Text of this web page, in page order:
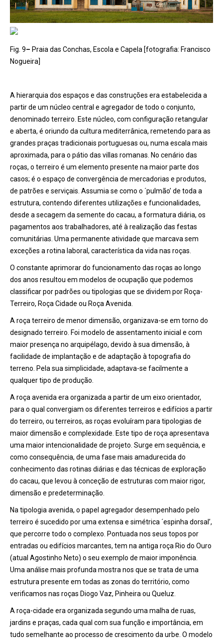
Fig. 9– Praia das Conchas, Escola e Capela [fotografia: Francisco
Nogueira]
A hierarquia dos espaços e das construções era estabelecida a
partir de um núcleo central e agregador de todo o conjunto,
denominado terreiro. Este núcleo, com configuração retangular
e aberta, é oriundo da cultura mediterrânica, remetendo para as
grandes praças tradicionais portuguesas ou, numa escala mais
aproximada, para o pátio das villas romanas. No cenário das
roças, o terreiro é um elemento presente na maior parte dos
casos; é o espaço de convergência de mercadorias e produtos,
de patrões e serviçais. Assumia se como o ´pulmão’ de toda a
estrutura, contendo diferentes utilizações e funcionalidades,
desde a secagem da semente do cacau, a formatura diária, os
pagamentos aos trabalhadores, até à realização das festas
comunitárias. Uma permanente atividade que marcava sem
exceções a rotina laboral, característica da vida nas roças.
O constante aprimorar do funcionamento das roças ao longo
dos anos resultou em modelos de ocupação que podemos
classificar por padrões ou tipologias que se dividem por Roça-
Terreiro, Roça Cidade ou Roça Avenida.
A roça terreiro de menor dimensão, organizava-se em torno do
designado terreiro. Foi modelo de assentamento inicial e com
maior presença no arquipélago, devido à sua dimensão, à
facilidade de implantação e de adaptação à topografia do
terreno. Pela sua simplicidade, adaptava-se facilmente a
qualquer tipo de produção.
A roça avenida era organizada a partir de um eixo orientador,
para o qual convergiam os diferentes terreiros e edifícios a partir
do terreiro, ou terreiros, as roças evoluíram para tipologias de
maior dimensão e complexidade. Este tipo de roça apresentava
uma maior intencionalidade de projeto. Surge em sequência, e
como consequência, de uma fase mais amadurecida do
conhecimento das rotinas diárias e das técnicas de exploração
do cacau, que levou à conceção de estruturas com maior rigor,
dimensão e predeterminação.
Na tipologia avenida, o papel agregador desempenhado pelo
terreiro é sucedido por uma extensa e simétrica ´espinha dorsal’,
que percorre todo o complexo. Pontuada nos seus topos por
entradas ou edifícios marcantes, tem na antiga roça Rio do Ouro
(atual Agostinho Neto) o seu exemplo de maior imponência.
Uma análise mais profunda mostra nos que se trata de uma
estrutura presente em todas as zonas do território, como
verificamos nas roças Diogo Vaz, Pinheira ou Queluz.
A roça-cidade era organizada segundo uma malha de ruas,
jardins e praças, cada qual com sua função e importância, em
tudo semelhante ao processo de crescimento da urbe. O modelo